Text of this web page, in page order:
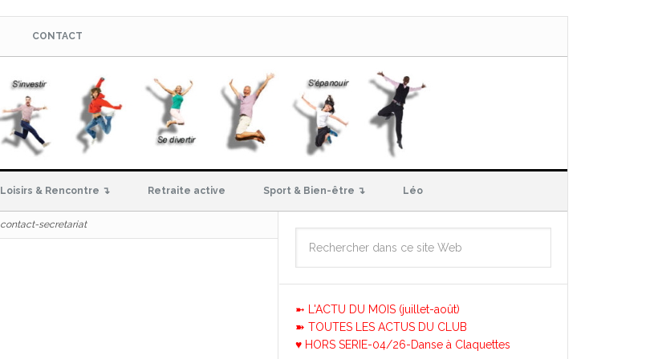
CONTACT
Loisirs & Rencontre ↴ Retraite active Sport & Bien-être ↴ Léo
contact-secretariat
➼ L'ACTU DU MOIS (juillet-août)
➽ TOUTES LES ACTUS DU CLUB
♥ HORS SERIE-04/26-Danse à Claquettes